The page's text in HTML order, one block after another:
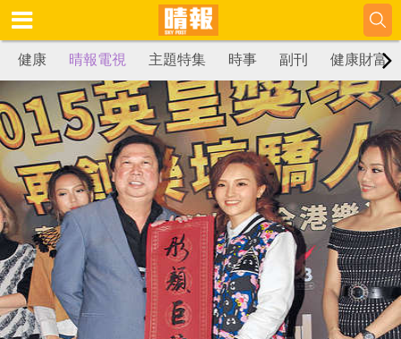
健康 晴報電視 主題特集 時事 副刊 健康財富